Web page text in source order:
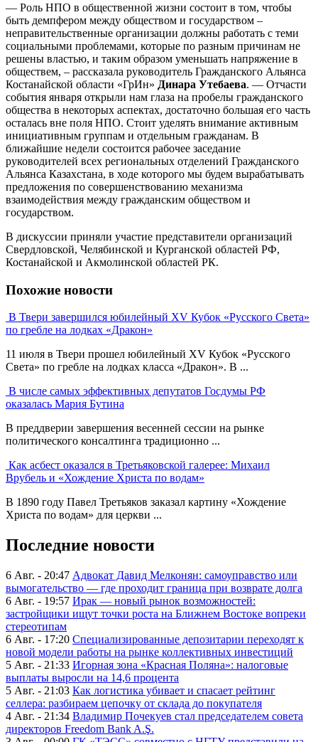
— Роль НПО в общественной жизни состоит в том, чтобы
быть демпфером между обществом и государством –
неправительственные организации должны работать с теми
социальными проблемами, которые по разным причинам не
решены властью, и таким образом уменьшать напряжение в
обществем, – рассказала руководитель Гражданского Альянса
Костанайской области «ГрИн» Динара Утебаева. — Отчасти
события января открыли нам глаза на пробелы гражданского
общества в некоторых аспектах, достаточно большая его часть
осталась вне поля НПО. Стоит уделять внимание активным
инициативным группам и отдельным гражданам. В
ближайшие недели состоится рабочее заседание
руководителей всех региональных отделений Гражданского
Альянса Казахстана, в ходе которого мы будем вырабатывать
предложения по совершенствованию механизма
взаимодействия между гражданским обществом и
государством.
В дискуссии приняли участие представители организаций
Свердловской, Челябинской и Курганской областей РФ,
Костанайской и Акмолинской областей РК.
Похожие новости
В Твери завершился юбилейный XV Кубок «Русского Света»
по гребле на лодках «Дракон»
11 июля в Твери прошел юбилейный XV Кубок «Русского
Света» по гребле на лодках класса «Дракон». В ...
В числе самых эффективных депутатов Госдумы РФ
оказалась Мария Бутина
В преддверии завершения весенней сессии на рынке
политического консалтинга традиционно ...
Как асбест оказался в Третьяковской галерее: Михаил
Врубель и «Хождение Христа по водам»
В 1890 году Павел Третьяков заказал картину «Хождение
Христа по водам» для церкви ...
Последние новости
6 Авг. - 20:47 Адвокат Давид Мелконян: самоуправство или
вымогательство — где проходит граница при возврате долга
6 Авг. - 19:57 Ирак — новый рынок возможностей:
застройщики ищут точки роста на Ближнем Востоке вопреки
стереотипам
6 Авг. - 17:20 Специализированные депозитарии переходят к
новой модели работы на рынке коллективных инвестиций
5 Авг. - 21:33 Игорная зона «Красная Поляна»: налоговые
выплаты выросли на 14,6 процента
5 Авг. - 21:03 Как логистика убивает и спасает рейтинг
селлера: разбираем цепочку от склада до покупателя
4 Авг. - 21:34 Владимир Почекуев стал председателем совета
директоров Freedom Bank A.Ş.